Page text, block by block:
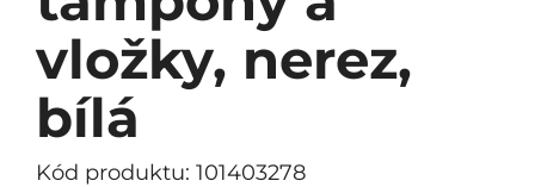
vložky, nerez,
bílá
Kód produktu: 101403278